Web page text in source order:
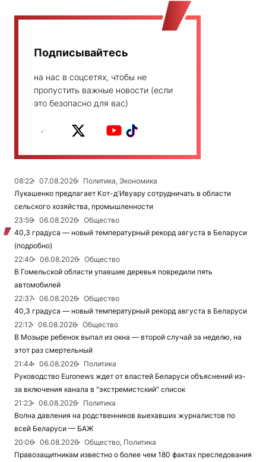
Подписывайтесь
на нас в соцсетях, чтобы не
пропустить важные новости (если
это безопасно для вас)
08:22 07.08.2026
Политика, Экономика
Лукашенко предлагает Кот-д'Ивуару сотрудничать в области
сельского хозяйства, промышленности
23:59
06.08.2026
Общество
40,3 градуса — новый температурный рекорд августа в Беларуси
(подробно)
22:40
06.08.2026
Общество
В Гомельской области упавшие деревья повредили пять
автомобилей
22:37
06.08.2026
Общество
40,3 градуса — новый температурный рекорд августа в Беларуси
22:12
06.08.2026
Общество
В Мозыре ребенок выпал из окна — второй случай за неделю, на
этот раз смертельный
21:44
06.08.2026
Политика
Руководство Euronews ждет от властей Беларуси объяснений из-
за включения канала в "экстремистский" список
21:23
06.08.2026
Политика
Волна давления на родственников выехавших журналистов по
всей Беларуси — БАЖ
20:06
06.08.2026
Общество, Политика
Правозащитникам известно о более чем 180 фактах преследования